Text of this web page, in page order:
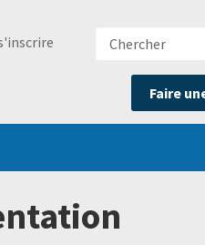
Chercher
Faire